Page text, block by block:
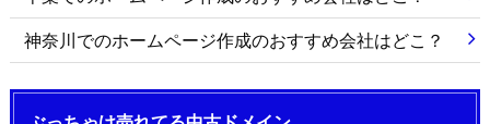
神奈川でのホームページ作成のおすすめ会社はどこ？